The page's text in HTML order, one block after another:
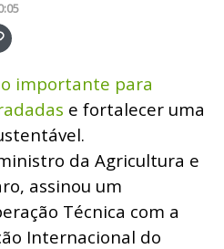
importante para
e fortalecer uma
da Agricultura e
assinou um
Técnica com a
Internacional do